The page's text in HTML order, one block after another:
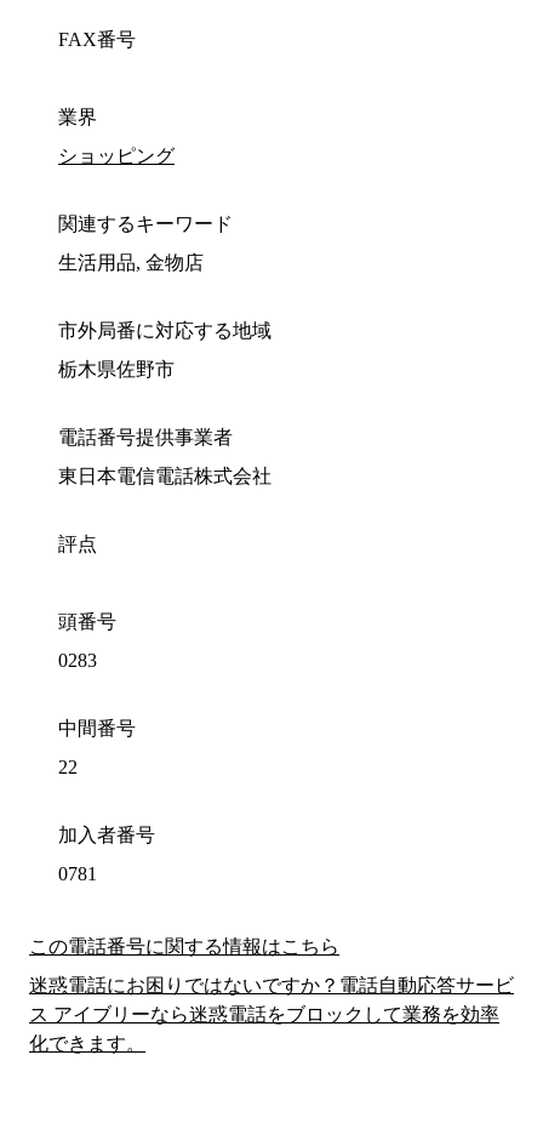
FAX番号
業界
ショッピング
関連するキーワード
生活用品, 金物店
市外局番に対応する地域
栃木県佐野市
電話番号提供事業者
東日本電信電話株式会社
評点
頭番号
0283
中間番号
22
加入者番号
0781
この電話番号に関する情報はこちら
迷惑電話にお困りではないですか？電話自動応答サービ
ス アイブリーなら迷惑電話をブロックして業務を効率
化できます。